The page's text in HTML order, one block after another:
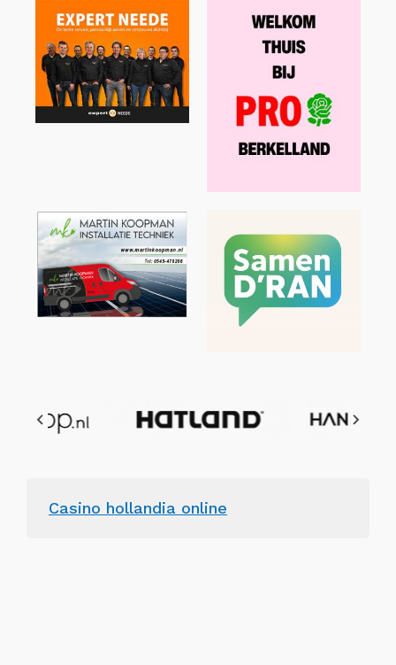
Casino hollandia online